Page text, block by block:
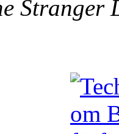
Stranger